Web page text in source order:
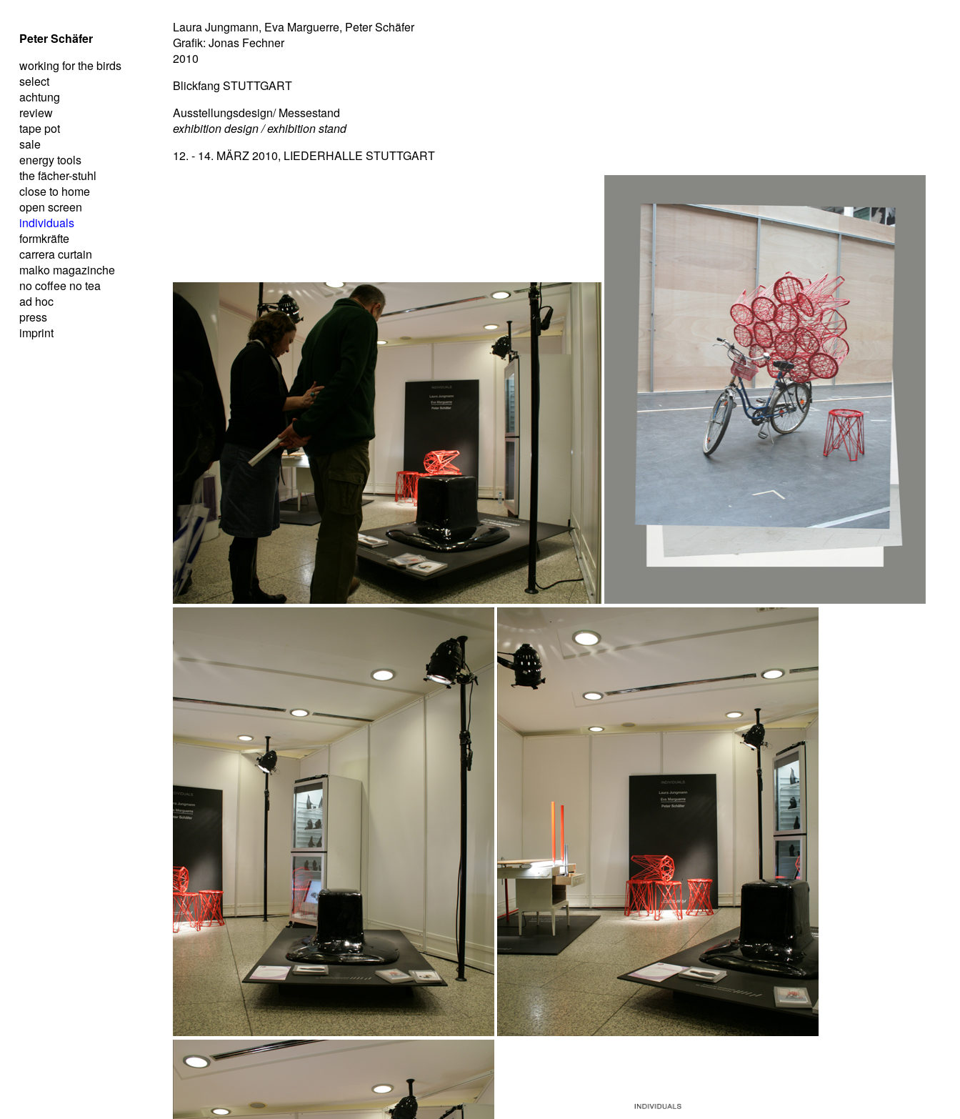
Peter Schäfer
working for the birds
select
achtung
review
tape pot
sale
energy tools
the fächer-stuhl
close to home
open screen
individuals
formkräfte
carrera curtain
malko magazinche
no coffee no tea
ad hoc
press
imprint
Laura Jungmann, Eva Marguerre, Peter Schäfer
Grafik: Jonas Fechner
2010
Blickfang STUTTGART
Ausstellungsdesign/ Messestand
exhibition design / exhibition stand
12. - 14. MÄRZ 2010, LIEDERHALLE STUTTGART